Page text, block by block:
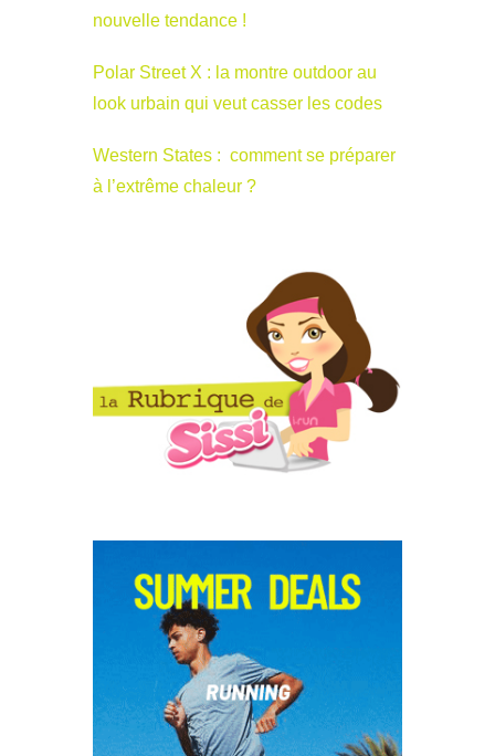
nouvelle tendance !
Polar Street X : la montre outdoor au
look urbain qui veut casser les codes
Western States : comment se préparer
à l’extrême chaleur ?